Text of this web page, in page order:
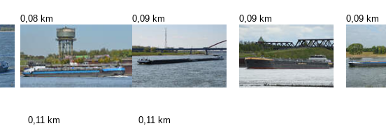
0,08 km 0,09 km 0,09 km 0,09 km
0,11 km 0,11 km